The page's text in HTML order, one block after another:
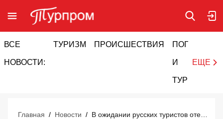
ВСЕ
НОВОСТИ:
ТУРИЗМ ПРОИСШЕСТВИЯ ПОГОДА
И
ТУРИЗМ
ЕЩЕ
Главная / Новости /